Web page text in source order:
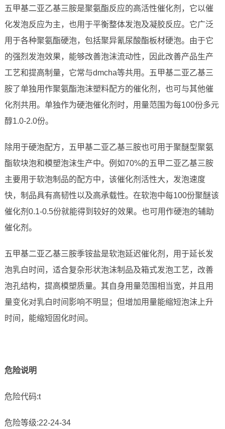
五甲基二亚乙基三胺是聚氨酯反应的高活性催化剂，它以催
化发泡反应为主，也用于平衡整体发泡及凝胶反应。它广泛
用于各种聚氨酯硬泡，包括聚异氰尿酸酯板材硬泡。由于它
的强烈发泡效果，能够改善泡沫流动性，因此改善产品生产
工艺和提高制量，它常与dmcha等共用。五甲基二亚乙基三
胺了单独用作聚氨酯泡沫塑料配方的催化剂，也可与其他催
化剂共用。单独作为硬泡催化剂时，用量范围为每100份多元
醇1.0-2.0份。
除用于硬泡配方，五甲基二亚乙基三胺也可用于聚醚型聚氨
酯软块泡和模塑泡沫生产中。例如70%的五甲二亚乙基三胺
主要用于软泡制品的配方中，该催化剂活性大，发泡速度
快，制品具有高韧性以及高承载性。在软泡中每100份聚醚该
催化剂0.1-0.5份就能得到较好的效果。也可用作硬泡的辅助
催化剂。
五甲基二亚乙基三胺季铵盐是软泡延迟催化剂，用于延长发
泡乳白时间，适合复杂形状泡沫制品及箱式发泡工艺，改善
泡孔结构，提高模塑质量。其自身用量范围相当宽，并且用
量变化对乳白时间影响不明显；但增加用量能缩短泡沫上升
时间，能缩短固化时间。
危险说明
危险代码:t
危险等级:22-24-34